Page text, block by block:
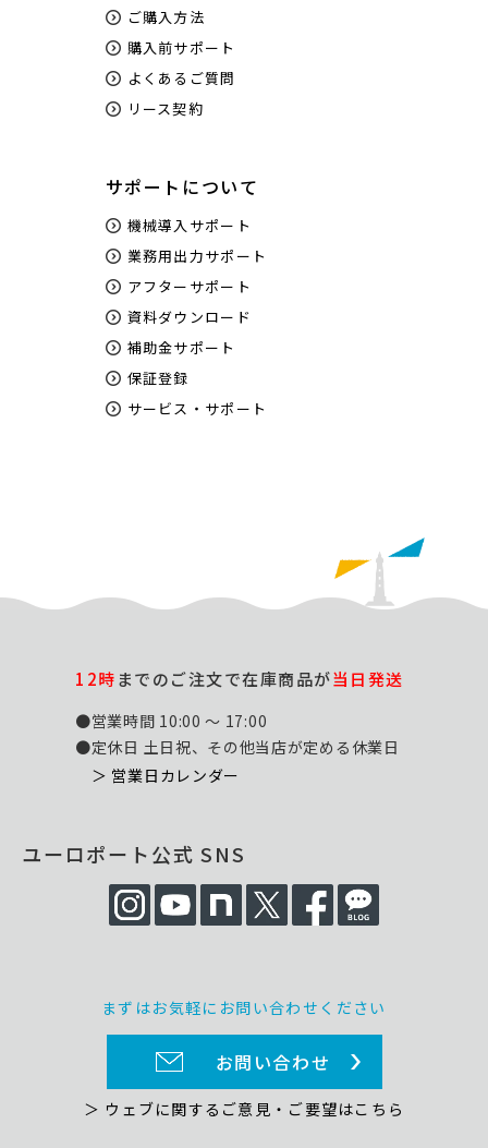
ご購入方法
購入前サポート
よくあるご質問
リース契約
サポートについて
機械導入サポート
業務用出力サポート
アフターサポート
資料ダウンロード
補助金サポート
保証登録
サービス・サポート
12時までのご注文で在庫商品が当日発送
●営業時間 10:00 ～ 17:00
●定休日 土日祝、その他当店が定める休業日
＞ 営業日カレンダー
ユーロポート公式 SNS
まずはお気軽にお問い合わせください
お問い合わせ
＞ ウェブに関するご意見・ご要望はこちら